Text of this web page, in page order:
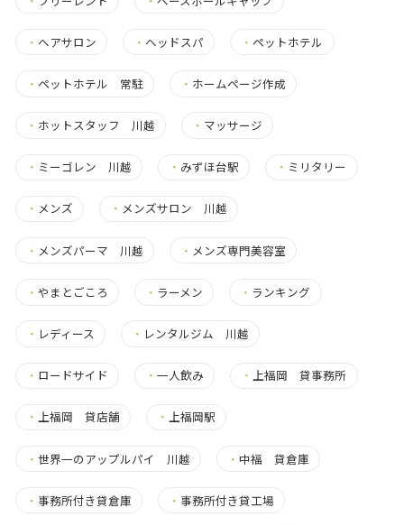
・ ヘアサロン ・ ヘッドスパ ・ペットホテル
・ ペットホテル 常駐 ・ ホームページ作成
・ ホットスタッフ 川越 ・ マッサージ
・ ミーゴレン 川越 ・ みずほ台駅 ・ ミリタリー
・ メンズ ・ メンズサロン 川越
・ メンズパーマ 川越 ・ メンズ専門美容室
・ やまとごころ ・ ラーメン ・ ランキング
・ レディース ・ レンタルジム 川越
・ ロードサイド ・一人飲み ・上福岡 貸事務所
・ 上福岡 貸店舗 ・上福岡駅
・ 世界一のアップルパイ 川越 ・中福 貸倉庫
・ 事務所付き貸倉庫 ・ 事務所付き貸工場